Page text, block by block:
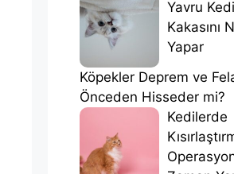
Yavru
Kakasını
Yapar
Köpekler Deprem ve
Önceden Hisseder mi?
Kedilerde